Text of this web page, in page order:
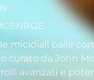
micidiali palle
curato da John
avanzati e